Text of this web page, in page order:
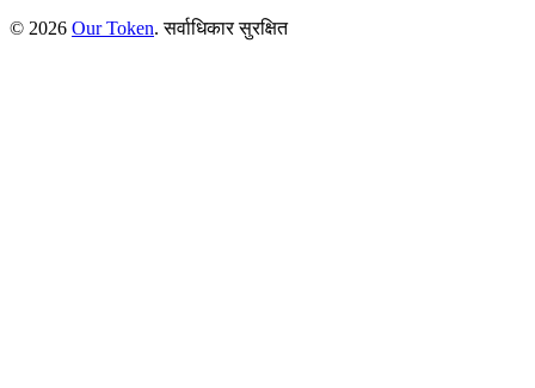
© 2026 Our Token.सर्वाधिकार सुरक्षित